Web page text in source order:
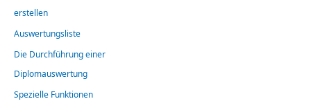
erstellen
Auswertungsliste
Die Durchführung einer
Diplomauswertung
Spezielle Funktionen